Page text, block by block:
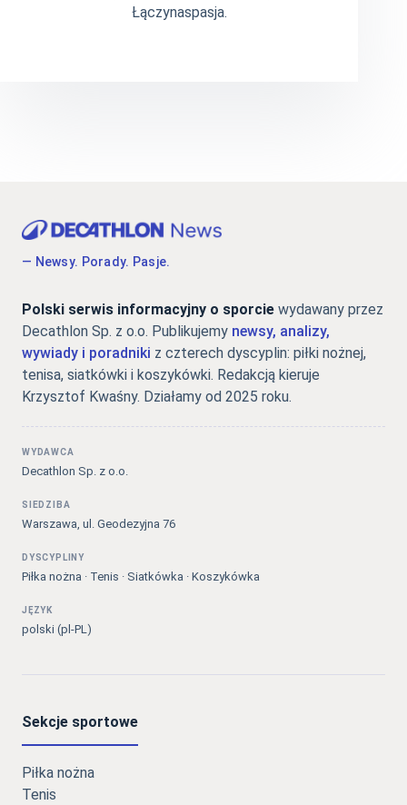
Łączynaspasja.
— Newsy. Porady. Pasje.
Polski serwis informacyjny o sporcie wydawany przez
Decathlon Sp. z o.o. Publikujemy newsy, analizy,
wywiady i poradniki z czterech dyscyplin: piłki nożnej,
tenisa, siatkówki i koszykówki. Redakcją kieruje
Krzysztof Kwaśny. Działamy od 2025 roku.
WYDAWCA
Decathlon Sp. z o.o.
SIEDZIBA
Warszawa, ul. Geodezyjna 76
DYSCYPLINY
Piłka nożna · Tenis · Siatkówka · Koszykówka
JĘZYK
polski (pl-PL)
Sekcje sportowe
Piłka nożna
Tenis